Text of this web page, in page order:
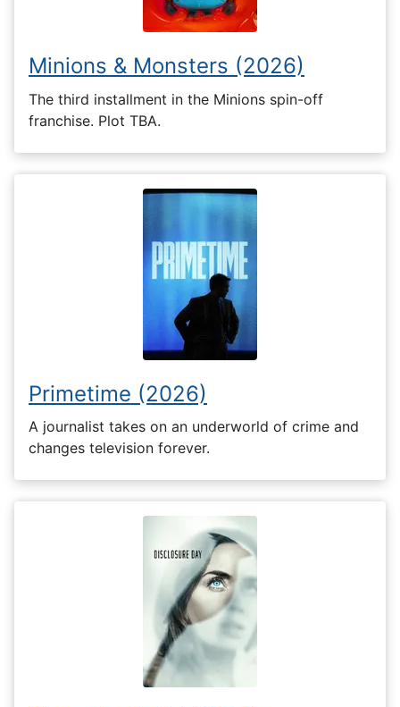
Minions & Monsters (2026)
The third installment in the Minions spin-off
franchise. Plot TBA.
Primetime (2026)
A journalist takes on an underworld of crime and
changes television forever.